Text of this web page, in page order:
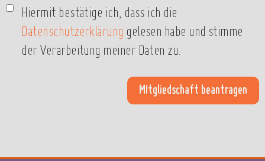
Hiermit bestätige ich, dass ich die
Datenschutzerklärung gelesen habe und stimme
der Verarbeitung meiner Daten zu.